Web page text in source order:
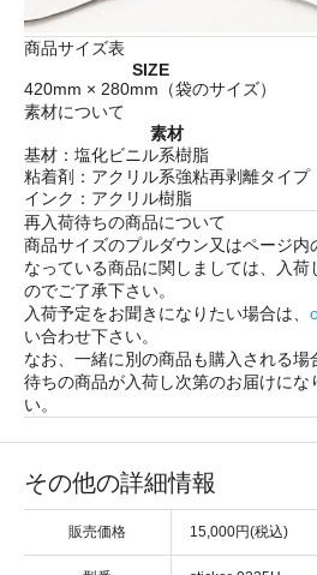
商品サイズ表
SIZE
420mm × 280mm（袋のサイズ）
素材について
素材
基材：塩化ビニル系樹脂
粘着剤：アクリル系強粘再剥離タイプ
インク：アクリル樹脂
再入荷待ちの商品について
商品サイズのプルダウン又はページ内
なっている商品に関しましては、入
のでご了承下さい。
入荷予定をお聞きになりたい場合は、
い合わせ下さい。
なお、一緒に別の商品も購入される
待ちの商品が入荷し次第のお届けにな
い。
その他の詳細情報
販売価格 15,000円(税込)